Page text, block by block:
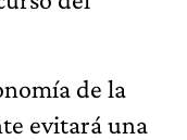
de la
evitará una